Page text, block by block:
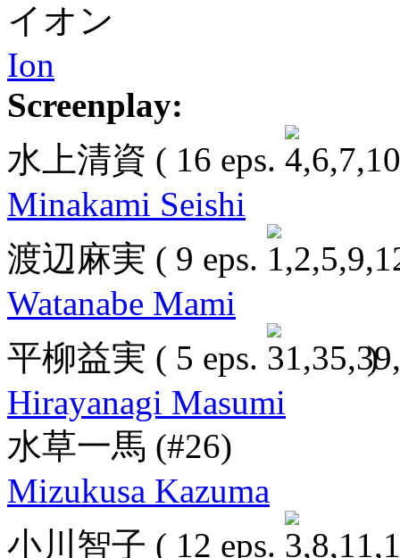
イオン
Ion
Screenplay:
水上清資 ( 16 eps.
Minakami Seishi
渡辺麻実 ( 9 eps.
Watanabe Mami
平柳益実 ( 5 eps.
)
Hirayanagi Masumi
水草一馬 (#26)
Mizukusa Kazuma
小川智子 ( 12 eps.